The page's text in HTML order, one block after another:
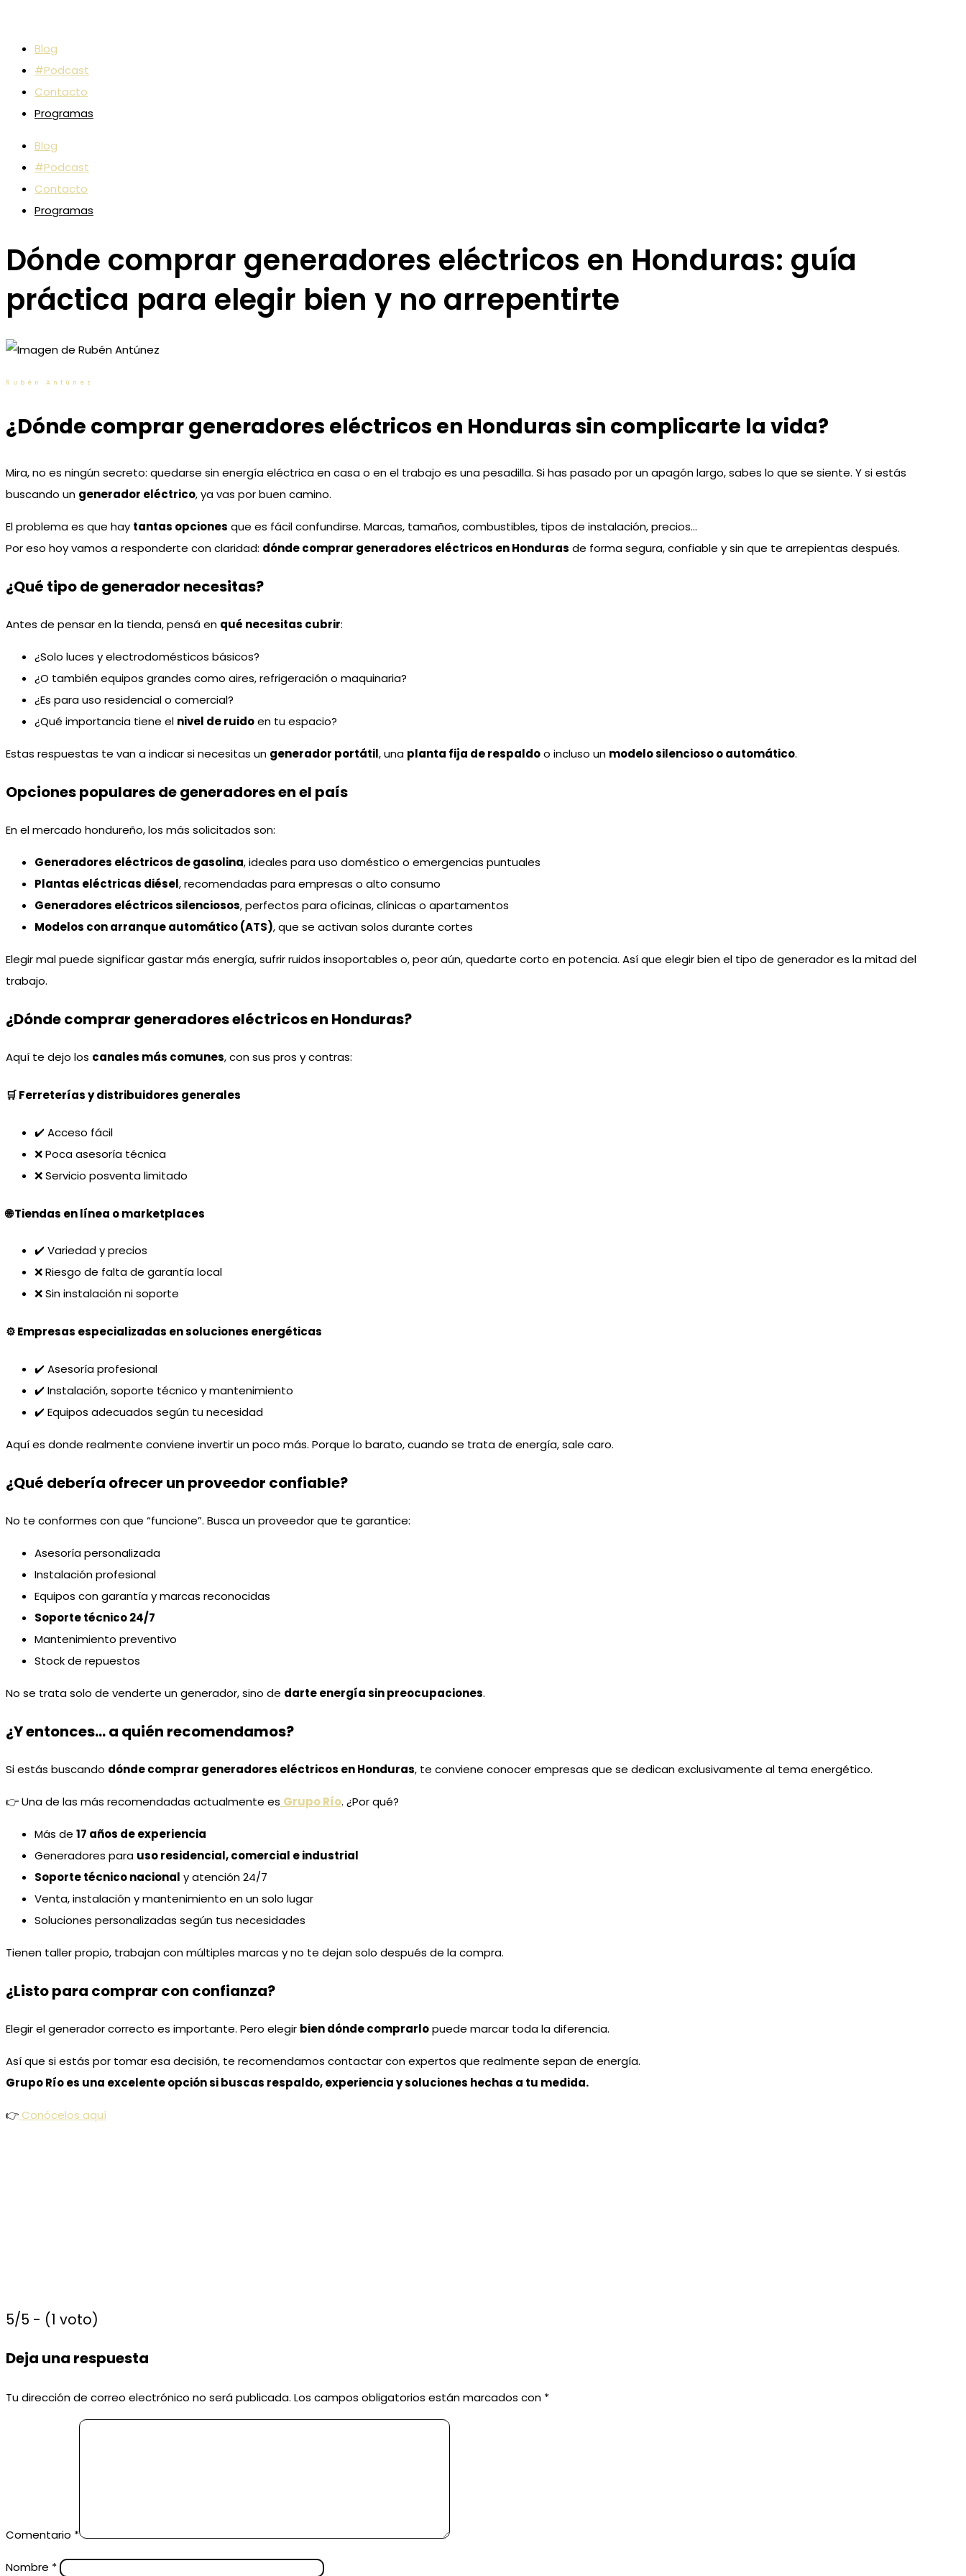
Blog
#Podcast
Contacto
Programas
Blog
#Podcast
Contacto
Programas
Dónde comprar generadores eléctricos en Honduras: guía
práctica para elegir bien y no arrepentirte
Rubén Antúnez
¿Dónde comprar generadores eléctricos en Honduras sin complicarte la vida?
Mira, no es ningún secreto: quedarse sin energía eléctrica en casa o en el trabajo es una pesadilla. Si has pasado por un apagón largo, sabes lo que se siente. Y si estás
buscando un generador eléctrico, ya vas por buen camino.
El problema es que hay tantas opciones que es fácil confundirse. Marcas, tamaños, combustibles, tipos de instalación, precios…
Por eso hoy vamos a responderte con claridad: dónde comprar generadores eléctricos en Honduras de forma segura, confiable y sin que te arrepientas después.
¿Qué tipo de generador necesitas?
Antes de pensar en la tienda, pensá en qué necesitas cubrir:
¿Solo luces y electrodomésticos básicos?
¿O también equipos grandes como aires, refrigeración o maquinaria?
¿Es para uso residencial o comercial?
¿Qué importancia tiene el nivel de ruidoen tu espacio?
Estas respuestas te van a indicar si necesitas un generador portátil, una planta fija de respaldoo incluso un modelo silencioso o automático.
Opciones populares de generadores en el país
En el mercado hondureño, los más solicitados son:
Generadores eléctricos de gasolina, ideales para uso doméstico o emergencias puntuales
Plantas eléctricas diésel, recomendadas para empresas o alto consumo
Generadores eléctricos silenciosos, perfectos para oficinas, clínicas o apartamentos
Modelos con arranque automático (ATS), que se activan solos durante cortes
Elegir mal puede significar gastar más energía, sufrir ruidos insoportables o, peor aún, quedarte corto en potencia. Así que elegir bien el tipo de generador es la mitad del
trabajo.
¿Dónde comprar generadores eléctricos en Honduras?
Aquí te dejo los canales más comunes, con sus pros y contras:
🛒 Ferreterías y distribuidores generales
✔️ Acceso fácil
❌ Poca asesoría técnica
❌ Servicio posventa limitado
🌐 Tiendas en línea o marketplaces
✔️ Variedad y precios
❌ Riesgo de falta de garantía local
❌ Sin instalación ni soporte
⚙️ Empresas especializadas en soluciones energéticas
✔️ Asesoría profesional
✔️ Instalación, soporte técnico y mantenimiento
✔️ Equipos adecuados según tu necesidad
Aquí es donde realmente conviene invertir un poco más. Porque lo barato, cuando se trata de energía, sale caro.
¿Qué debería ofrecer un proveedor confiable?
No te conformes con que “funcione”. Busca un proveedor que te garantice:
Asesoría personalizada
Instalación profesional
Equipos con garantía y marcas reconocidas
Soporte técnico 24/7
Mantenimiento preventivo
Stock de repuestos
No se trata solo de venderte un generador, sino de darte energía sin preocupaciones.
¿Y entonces… a quién recomendamos?
Si estás buscando dónde comprar generadores eléctricos en Honduras, te conviene conocer empresas que se dedican exclusivamente al tema energético.
👉 Una de las más recomendadas actualmente es Grupo Río. ¿Por qué?
Más de 17 años de experiencia
Generadores para uso residencial, comercial e industrial
Soporte técnico nacional y atención 24/7
Venta, instalación y mantenimiento en un solo lugar
Soluciones personalizadas según tus necesidades
Tienen taller propio, trabajan con múltiples marcas y no te dejan solo después de la compra.
¿Listo para comprar con confianza?
Elegir el generador correcto es importante. Pero elegir bien dónde comprarlopuede marcar toda la diferencia.
Así que si estás por tomar esa decisión, te recomendamos contactar con expertos que realmente sepan de energía.
Grupo Río es una excelente opción si buscas respaldo, experiencia y soluciones hechas a tu medida.
👉 Conócelos aquí
5/5 - (1 voto)
Deja una respuesta
Tu dirección de correo electrónico no será publicada. Los campos obligatorios están marcados con *
Comentario *
Nombre *